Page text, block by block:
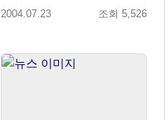
2004.07.23 조회 5,526